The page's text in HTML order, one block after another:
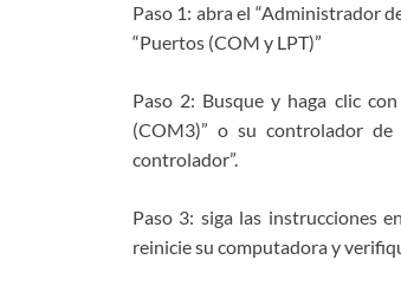
Paso 1: abra el “Administrador
“Puertos (COM y LPT)”
Paso 2: Busque y haga clic
(COM3)” o su controlador de
controlador”.
Paso 3: siga las instrucciones
reinicie su computadora y